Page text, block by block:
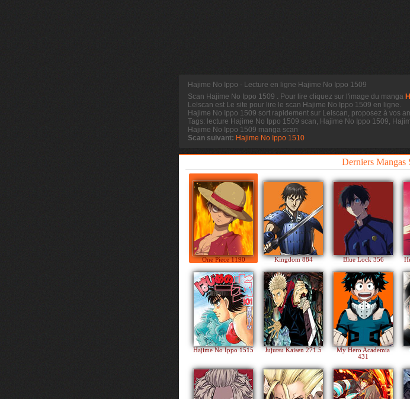
Hajime No Ippo - Lecture en ligne Hajime No Ippo 1509
Scan Hajime No Ippo 1509 . Pour lire cliquez sur l'image du manga
Lelscan est Le site pour lire le scan Hajime No Ippo 1509 en ligne.
Hajime No Ippo 1509 sort rapidement sur Lelscan, proposez à vos
Tags: lecture Hajime No Ippo 1509 scan, Hajime No Ippo 1509,
Hajime No Ippo 1509 manga scan
Scan suivant: Hajime No Ippo 1510
Derniers Mangas
One Piece 1190 Kingdom 884 Blue Lock 356
Hajime No Ippo 1515 Jujutsu Kaisen 271.5
My Hero Academia
431